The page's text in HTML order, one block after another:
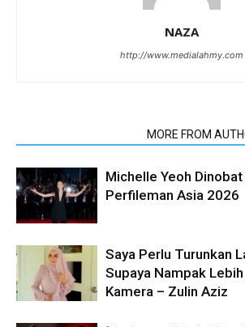
NAZA
http://www.medialahmy.com
MORE FROM
Michelle Yeoh
Perfileman Asia 2026
Saya Perlu Turunkan
Supaya Nampak
Kamera – Zulin Aziz